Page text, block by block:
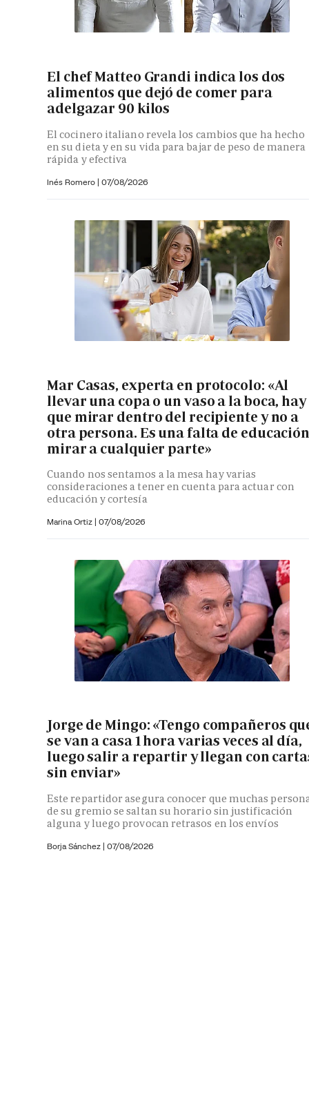
El chef Matteo Grandi indica los dos
alimentos que dejó de comer para
adelgazar 90 kilos
El cocinero italiano revela los cambios que ha hecho
en su dieta y en su vida para bajar de peso de manera
rápida y efectiva
Inés Romero | 07/08/2026
Mar Casas, experta en protocolo: «Al
llevar una copa o un vaso a la boca, hay
que mirar dentro del recipiente y no a
otra persona. Es una falta de
mirar a cualquier parte»
Cuando nos sentamos a la mesa hay varias
consideraciones a tener en cuenta para actuar con
educación y cortesía
Marina Ortiz | 07/08/2026
Jorge de Mingo: «Tengo compañeros
se van a casa 1 hora varias veces al día,
luego salir a repartir y llegan con
sin enviar»
Este repartidor asegura conocer que muchas
de su gremio se saltan su horario sin justificación
alguna y luego provocan retrasos en los envíos
Borja Sánchez | 07/08/2026